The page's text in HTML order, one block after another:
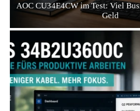
AOC CU34E4CW im Test: Viel
Geld